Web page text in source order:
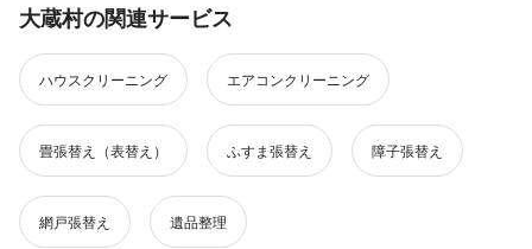
大蔵村の関連サービス
ハウスクリーニング エアコンクリーニング
畳張替え（表替え） ふすま張替え 障子張替え
網戸張替え 遺品整理